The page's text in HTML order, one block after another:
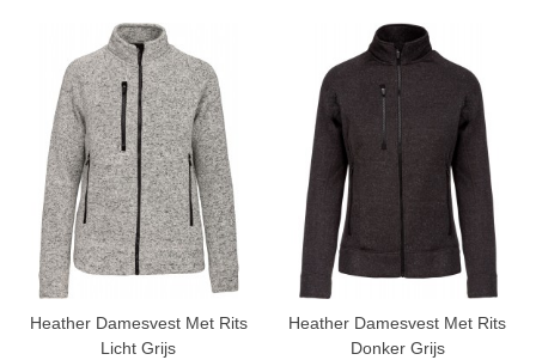
Heather Damesvest Met Rits
Licht Grijs
Heather Damesvest Met Rits
Donker Grijs